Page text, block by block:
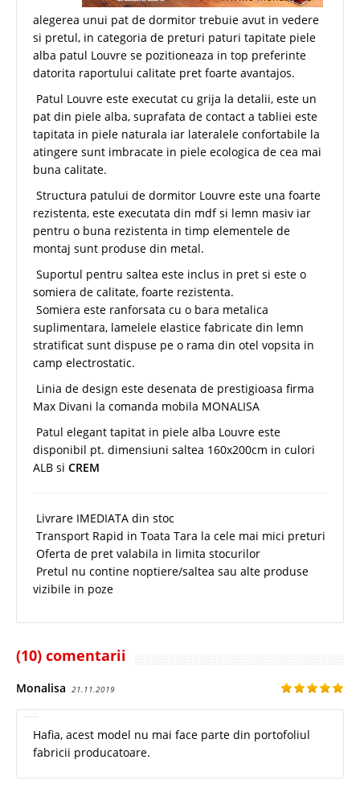
alegerea unui pat de dormitor trebuie avut in vedere
si pretul, in categoria de preturi paturi tapitate piele
alba patul Louvre se pozitioneaza in top preferinte
datorita raportului calitate pret foarte avantajos.
Patul Louvre este executat cu grija la detalii, este un
pat din piele alba, suprafata de contact a tabliei este
tapitata in piele naturala iar lateralele confortabile la
atingere sunt imbracate in piele ecologica de cea mai
buna calitate.
Structura patului de dormitor Louvre este una foarte
rezistenta, este executata din mdf si lemn masiv iar
pentru o buna rezistenta in timp elementele de
montaj sunt produse din metal.
Suportul pentru saltea este inclus in pret si este o
somiera de calitate, foarte rezistenta.
Somiera este ranforsata cu o bara metalica
suplimentara, lamelele elastice fabricate din lemn
stratificat sunt dispuse pe o rama din otel vopsita in
camp electrostatic.
Linia de design este desenata de prestigioasa firma
Max Divani la comanda mobila MONALISA
Patul elegant tapitat in piele alba Louvre este
disponibil pt. dimensiuni saltea 160x200cm in culori
ALB si CREM
Livrare IMEDIATA din stoc
Transport Rapid in Toata Tara la cele mai mici preturi
Oferta de pret valabila in limita stocurilor
Pretul nu contine noptiere/saltea sau alte produse
vizibile in poze
(10) comentarii
Monalisa 21.11.2019
Hafia, acest model nu mai face parte din portofoliul
fabricii producatoare.